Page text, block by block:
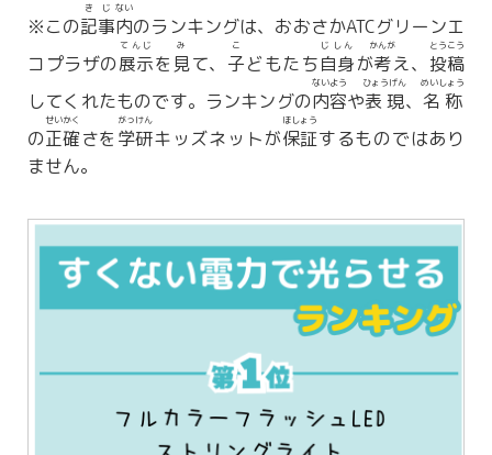
※この記事
きじ
内
ない
のランキングは、おおさかATCグリーンエ
コプラザの展示
てんじ
を 見
み
て、 子
こ
どもたち自身
じしん
が考
かんが
え、 投稿
とうこう
してくれたものです。ランキングの内容
ないよう
や表現
ひょうげん
、 名称
めいしょう
の正確
せいかく
さを 学研
がっけん
キッズネットが保証
ほしょう
するものではあり
ません。